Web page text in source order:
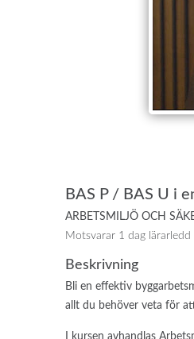
BAS P / BAS U i
ARBETSMILJÖ OCH
Motsvarar 1 dag
Beskrivning
Bli en effektiv
allt du behöver veta för
I kursen avhandlas